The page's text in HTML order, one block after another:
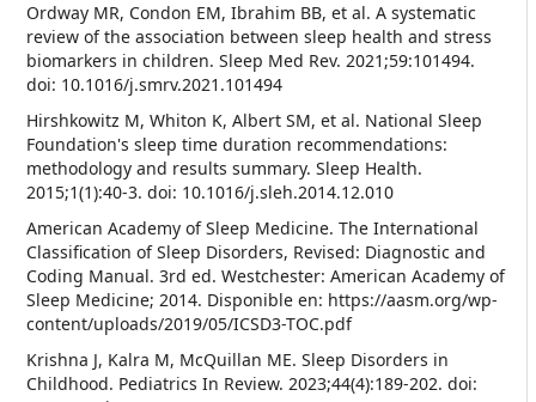
Ordway MR, Condon EM, Ibrahim BB, et al. A systematic
review of the association between sleep health and stress
biomarkers in children. Sleep Med Rev. 2021;59:101494.
doi: 10.1016/j.smrv.2021.101494
Hirshkowitz M, Whiton K, Albert SM, et al. National Sleep
Foundation's sleep time duration recommendations:
methodology and results summary. Sleep Health.
2015;1(1):40-3. doi: 10.1016/j.sleh.2014.12.010
American Academy of Sleep Medicine. The International
Classification of Sleep Disorders, Revised: Diagnostic and
Coding Manual. 3rd ed. Westchester: American Academy of
Sleep Medicine; 2014. Disponible en: https://aasm.org/wp-
content/uploads/2019/05/ICSD3-TOC.pdf
Krishna J, Kalra M, McQuillan ME. Sleep Disorders in
Childhood. Pediatrics In Review. 2023;44(4):189-202. doi: